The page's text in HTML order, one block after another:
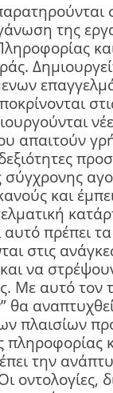
της
απαιτούν
σύγχρονης
και
αυτό πρέπει
στις
να
Με αυτό τον
πλαισίων
πληροφορίας
την